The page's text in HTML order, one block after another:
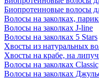
Биопротеиновые волосы
Волосы на заколках,
Волосы на заколках J-line
Волосы на заколках 5 Stars
Хвосты из натуральных
Хвосты на крабе, на
Волосы на заколках
Волосы на заколках